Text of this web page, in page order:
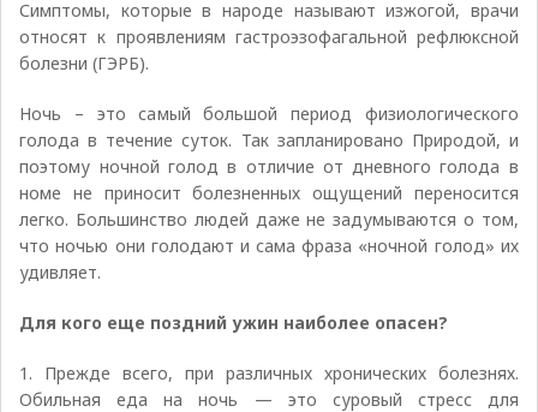
Симптомы, которые в народе называют изжогой, врачи
относят к проявлениям гастроэзофагальной рефлюксной
болезни (ГЭРБ).
Ночь – это самый большой период физиологического
голода в течение суток. Так запланировано Природой, и
поэтому ночной голод в отличие от дневного голода в
номе не приносит болезненных ощущений переносится
легко. Большинство людей даже не задумываются о том,
что ночью они голодают и сама фраза «ночной голод» их
удивляет.
Для кого еще поздний ужин наиболее опасен?
1. Прежде всего, при различных хронических болезнях.
Обильная еда на ночь — это суровый стресс для